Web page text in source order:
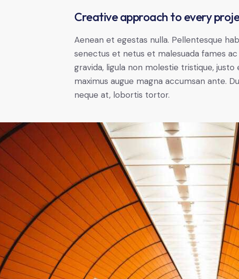
Creative approach to every
Aenean et egestas nulla. Pellentesque
senectus et netus et malesuada fames
gravida, ligula non molestie tristique,
maximus augue magna accumsan ante.
neque at, lobortis tortor.